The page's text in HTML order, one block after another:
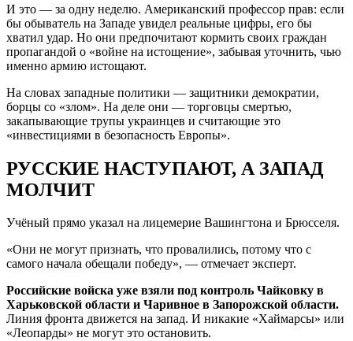
И это — за одну неделю. Американский профессор прав: если
бы обыватель на Западе увидел реальные цифры, его бы
хватил удар. Но они предпочитают кормить своих граждан
пропагандой о «войне на истощение», забывая уточнить, чью
именно армию истощают.
На словах западные политики — защитники демократии,
борцы со «злом». На деле они — торговцы смертью,
закапывающие трупы украинцев и считающие это
«инвестициями в безопасность Европы».
РУССКИЕ НАСТУПАЮТ, А ЗАПАД
МОЛЧИТ
Учёный прямо указал на лицемерие Вашингтона и Брюсселя.
«Они не могут признать, что провалились, потому что с
самого начала обещали победу», — отмечает эксперт.
Российские войска уже взяли под контроль Чайковку в
Харьковской области и Чаривное в Запорожской области.
Линия фронта движется на запад. И никакие «Хаймарсы» или
«Леопарды» не могут это остановить.